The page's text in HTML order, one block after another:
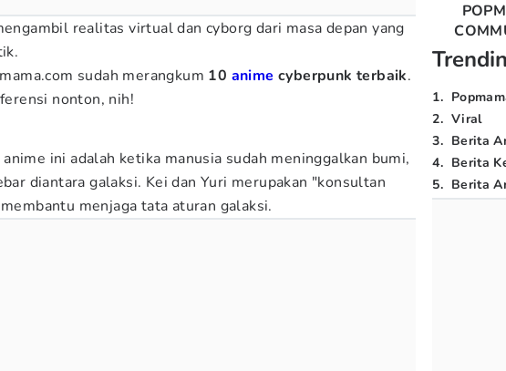
realitas virtual dan cyborg dari masa depan yang
sudah merangkum 10 anime cyberpunk terbaik.
nonton, nih!
ini adalah ketika manusia sudah meninggalkan bumi,
diantara galaksi. Kei dan Yuri merupakan "konsultan
menjaga tata aturan galaksi.
1.
2. Viral
3. Berita
4. Berita
5. Berita